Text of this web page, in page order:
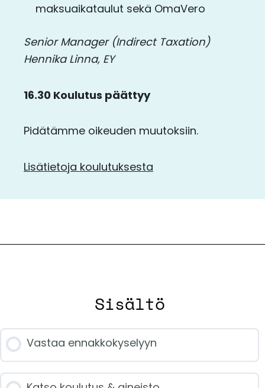
maksuaikataulut sekä OmaVero
Senior Manager (Indirect Taxation)
Hennika Linna, EY
16.30 Koulutus päättyy
Pidätämme oikeuden muutoksiin.
Lisätietoja koulutuksesta
Sisältö
Vastaa ennakkokyselyyn